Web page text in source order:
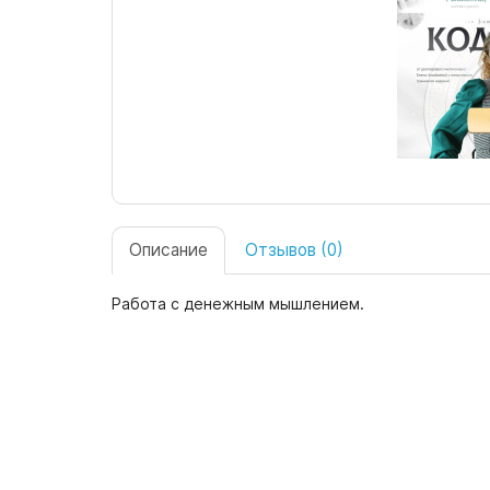
Описание Отзывов (0)
Работа с денежным мышлением.